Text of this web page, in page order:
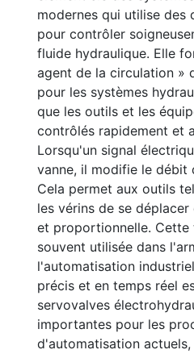
modernes qui utilise des
pour contrôler
fluide hydraulique. Elle
agent de la circulation »
pour les systèmes
que les outils et les
contrôlés rapidement et
Lorsqu'un signal
vanne, il modifie le débit
Cela permet aux outils
les vérins de se
et proportionnelle. Cette
souvent utilisée dans
l'automatisation
précis et en temps réel
servovalves
importantes pour les
d'automatisation